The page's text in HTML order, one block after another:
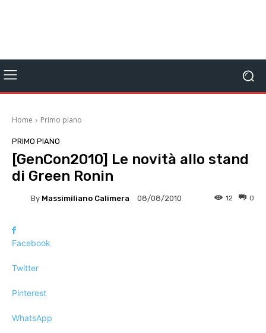
Home Primo piano
PRIMO PIANO
[GenCon2010] Le novità allo stand
di Green Ronin
By Massimiliano Calimera 08/08/2010 0
12
Facebook
Twitter
Pinterest
WhatsApp